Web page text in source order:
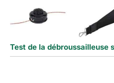
Test de la débroussailleuse